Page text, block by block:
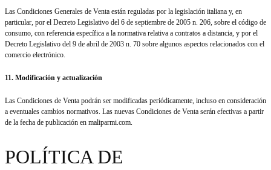
Las Condiciones Generales de Venta están reguladas por la legislación italiana y, en
particular, por el Decreto Legislativo del 6 de septiembre de 2005 n. 206, sobre el código de
consumo, con referencia específica a la normativa relativa a contratos a distancia, y por el
Decreto Legislativo del 9 de abril de 2003 n. 70 sobre algunos aspectos relacionados con el
comercio electrónico.
11. Modificación y actualización
Las Condiciones de Venta podrán ser modificadas periódicamente, incluso en consideración
a eventuales cambios normativos. Las nuevas Condiciones de Venta serán efectivas a partir
de la fecha de publicación en maliparmi.com.
POLÍTICA DE